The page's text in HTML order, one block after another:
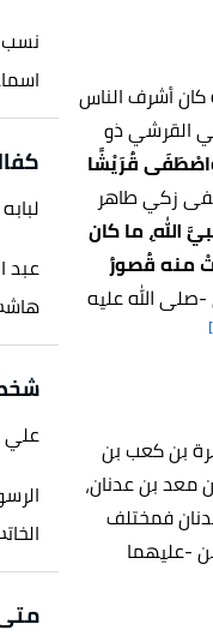
كان أشرف الناس
القرشي ذو
قُرَيْشًا
زكي طاهر
اللهِ، ما كان
منه قُصورُ
صلى الله عليه
بن كعب بن
معد بن عدنان،
فمختلف
-عليهما
نسب
عبد
علي